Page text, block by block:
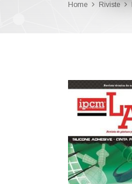
Home Riviste